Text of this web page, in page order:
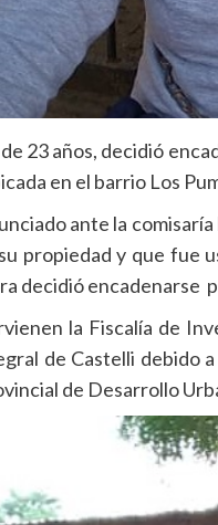
de 23 años, decidió
en el barrio Los
ante la
propiedad y que fue
decidió encadenarse
la Fiscalía de
de Castelli debido
de Desarrollo